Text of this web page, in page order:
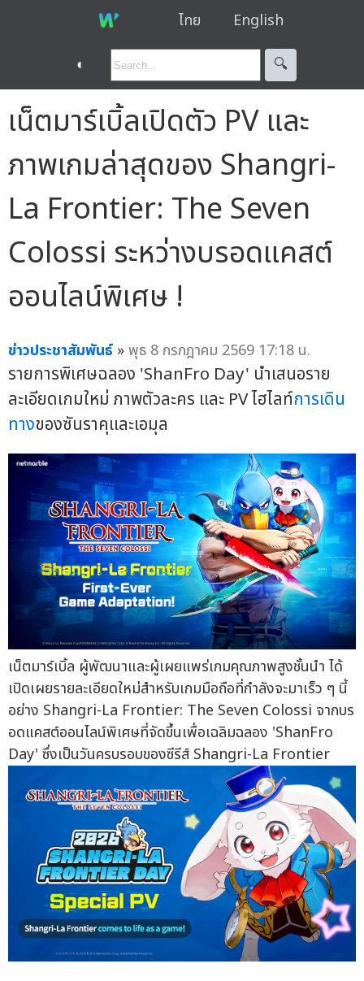
ไทย English
◐ 🔍︎
เน็ตมาร์เบิ้ลเปิดตัว PV และ
ภาพเกมล่าสุดของ Shangri-
La Frontier: The Seven
Colossi ระหว่างบรอดแคสต์
ออนไลน์พิเศษ !
ข่าวประชาสัมพันธ์ »พุธ 8 กรกฎาคม 2569 17:18 น.
รายการพิเศษฉลอง 'ShanFro Day' นำเสนอราย
ละเอียดเกมใหม่ ภาพตัวละคร และ PV ไฮไลท์การเดิน
ทางของซันราคุและเอมุล
เน็ตมาร์เบิ้ล ผู้พัฒนาและผู้เผยแพร่เกมคุณภาพสูงชั้นนำ ได้
เปิดเผยรายละเอียดใหม่สำหรับเกมมือถือที่กำลังจะมาเร็ว ๆ นี้
อย่าง Shangri-La Frontier: The Seven Colossi จากบร
อดแคสต์ออนไลน์พิเศษที่จัดขึ้นเพื่อเฉลิมฉลอง 'ShanFro
Day' ซึ่งเป็นวันครบรอบของซีรีส์ Shangri-La Frontier